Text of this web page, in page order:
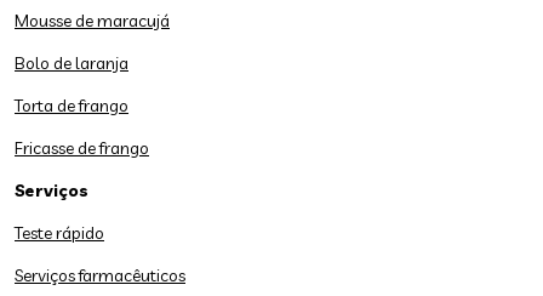
Mousse de maracujá
Bolo de laranja
Torta de frango
Fricasse de frango
Serviços
Teste rápido
Serviços farmacêuticos